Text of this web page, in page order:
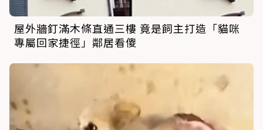
屋外牆釘滿木條直通三樓 竟是飼主打造「貓咪
專屬回家捷徑」鄰居看傻